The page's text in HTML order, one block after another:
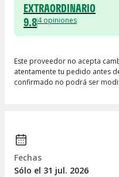
EXTRAORDINARIO
9.84 opiniones
Este proveedor no acepta
atentamente tu pedido antes
confirmado no podrá ser
Fechas
Sólo el 31 jul. 2026